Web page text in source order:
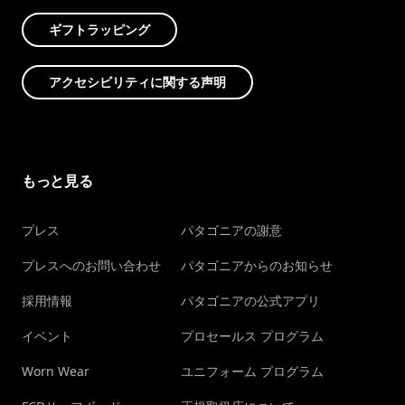
ギフトラッピング
アクセシビリティに関する声明
もっと見る
プレス
プレスへのお問い合わせ
採用情報
イベント
Worn Wear
パタゴニアの謝意
パタゴニアからのお知らせ
パタゴニアの公式アプリ
プロセールス プログラム
ユニフォーム プログラム